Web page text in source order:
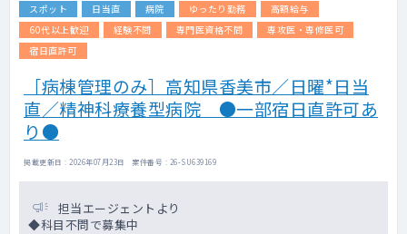
スポット 日当直 病院 ゆったり勤務
高額給与
60代以上歓迎
経験不問 専門医資格不問
専攻医・専修医可
宿日直許可
［病棟管理のみ］高知県香美市／日曜*日当
直／精神科療養型病院 ●一部宿日直許可あ
り●
掲載更新日 : 2026年07月23日 案件番号 : 26-SU639169
担当エージェントより
◆科目不問で募集中